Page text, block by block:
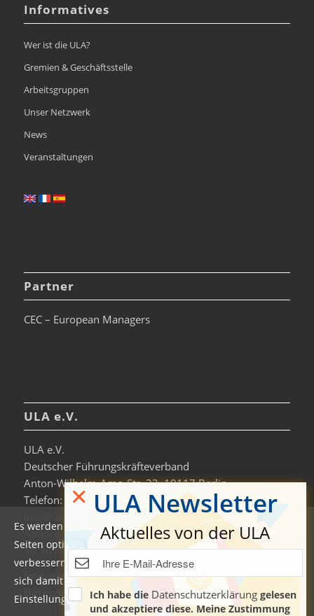
Informatives
Wer ist die ULA?
Gremien & Geschäftsstelle
Arbeitsgruppen
Unser Netzwerk
News
Veranstaltungen
Partner
CEC – European Managers
ULA e.V.
ULA e.V.
Deutscher Führungskräfteverband
Anton-Wilhelm-Amo-Str. 33, 10117 Berlin
Telefon: +49 30-306963-0
Amtsgericht Charlottenburg
VR 36138 B
Impressum
Datenschutzerklärung & Nutzungsbedingungen
Es werden auf dieser Website Cookies verwendet, um die
Seiten optimiert darzustellen und das Nutzererlebnis zu
verbessern. Durch die Nutzung unserer Seiten erklären Sie
sich damit einverstanden. Weitere Informationen und
Einstellungen finden Sie auch in der Datenschutzerklärung.
ULA Newsletter
Aktuelles von der ULA
Ich habe die Datenschutzerklärunggelesen
und akzeptiere diese. Meine Zustimmung
×